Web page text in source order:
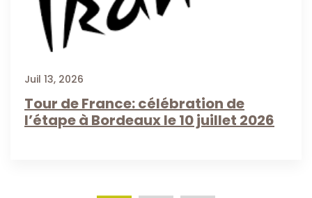
Juil 13, 2026
Tour de France: célébration de
l’étape à Bordeaux le 10 juillet 2026